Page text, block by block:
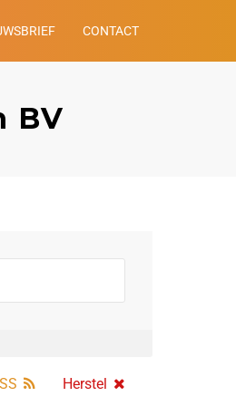
CONTACT
BV
Herstel